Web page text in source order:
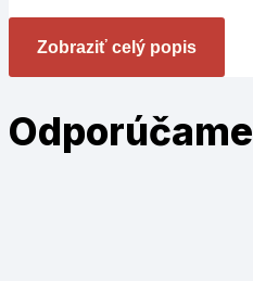
Zobraziť celý popis
Odporúčame